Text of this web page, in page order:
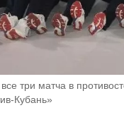
три матча в
Кубань»